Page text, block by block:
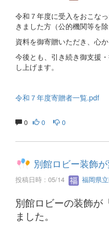
令和７年度に受入をおこな
きました方（公的機関等を
資料を御寄贈いただき、心
今後とも、引き続き御支援
し上げます。
令和７年度寄贈者一覧.pdf
0 0 0
別館ロビー装飾
投稿日時 : 05/14 福岡県
別館ロビーの装飾が
ました。